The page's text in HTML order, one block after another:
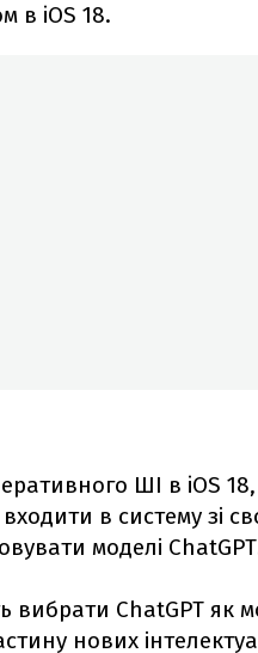
в iOS 18.
ШІ в iOS
в систему зі
моделі
вибрати ChatGPT як
нових